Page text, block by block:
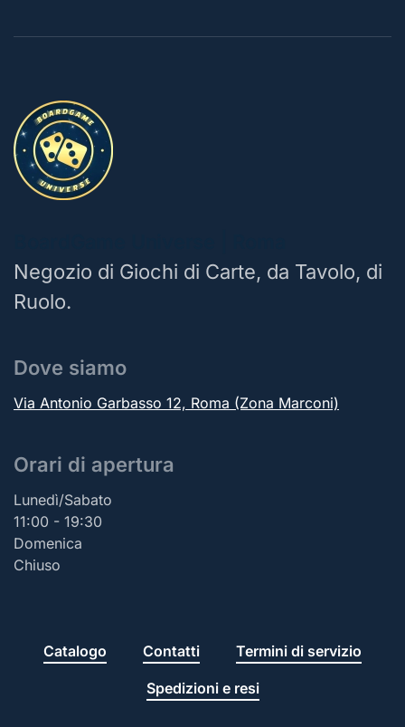
Negozio di Giochi di Carte, da Tavolo, di
Ruolo.
Dove siamo
Via Antonio Garbasso 12, Roma (Zona Marconi)
Orari di apertura
Lunedì/Sabato
11:00 - 19:30
Domenica
Chiuso
Catalogo Contatti Termini di servizio
Spedizioni e resi